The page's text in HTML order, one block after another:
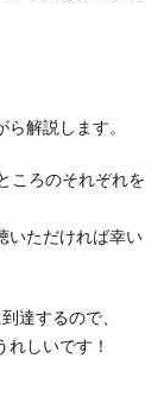
解説します。
ころのそれぞれを
いただければ幸い
達するので、
しいです！